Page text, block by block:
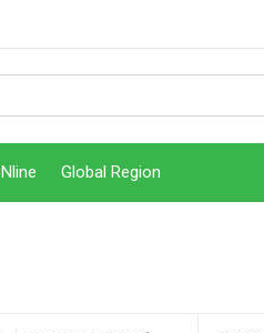
Global Region